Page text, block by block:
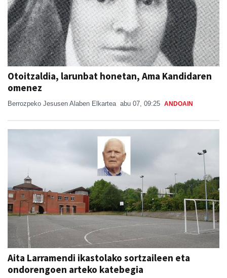
Otoitzaldia, larunbat honetan, Ama Kandidaren
omenez
Berrozpeko Jesusen Alaben Elkartea abu 07, 09:25 ANDOAIN
Aita Larramendi ikastolako sortzaileen eta
ondorengoen arteko katebegia